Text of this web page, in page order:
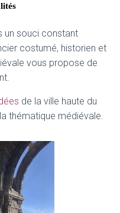
un souci constant
costumé, historien et
vous propose de
de la ville haute du
thématique médiévale.